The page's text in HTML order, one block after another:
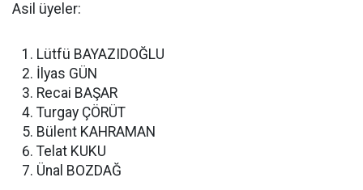
Asil üyeler:
Lütfü BAYAZIDOĞLU
İlyas GÜN
Recai BAŞAR
Turgay ÇÖRÜT
Bülent KAHRAMAN
Telat KUKU
Ünal BOZDAĞ